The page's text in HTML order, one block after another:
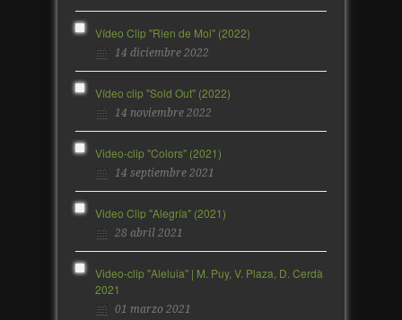
Vídeo Clip "Rien de Moi" (2022)
14 diciembre 2022
Vídeo clip "Sold Out" (2022)
14 noviembre 2022
Video-clip "Colors" (2021)
14 septiembre 2021
Video Clip "Alegría" (2021)
28 abril 2021
Video-clip "Aleluia" | M. Puy, V. Plaza, D. Cerdà
2021
01 marzo 2021